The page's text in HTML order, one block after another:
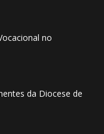
no
da Diocese de